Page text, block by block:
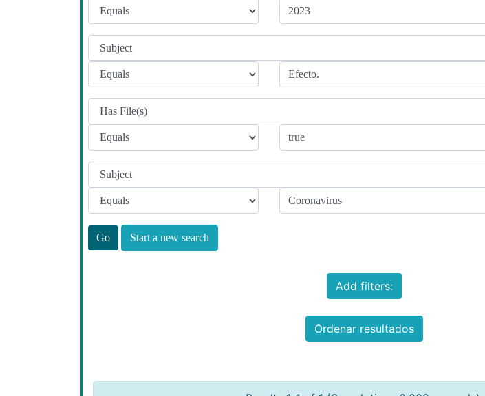
Start a new search
Add filters:
Ordenar resultados